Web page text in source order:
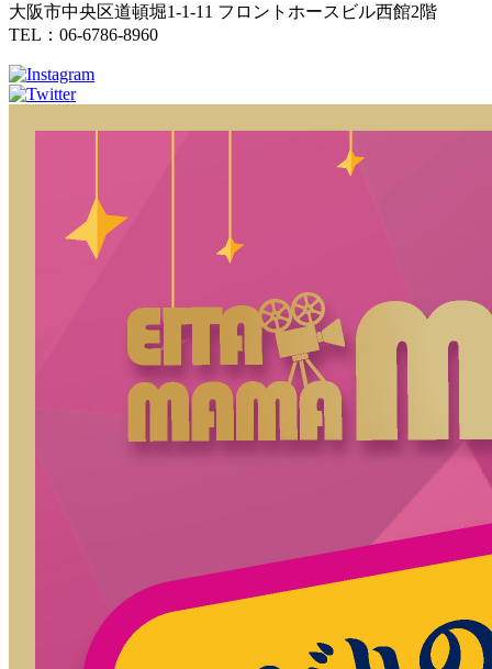
大阪市中央区道頓堀1-1-11 フロントホースビル西館2階
TEL：06-6786-8960